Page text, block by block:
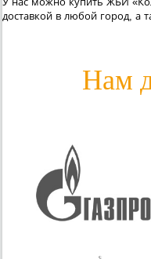
доставкой в любой город, а
Нам